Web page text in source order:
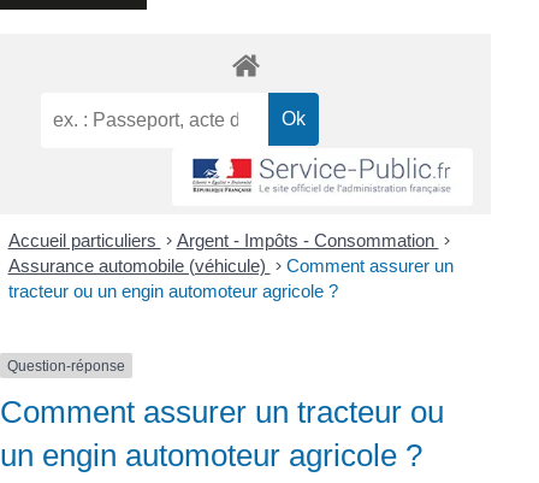
Accueil particuliers > Argent - Impôts - Consommation >
Assurance automobile (véhicule) > Comment assurer un
tracteur ou un engin automoteur agricole ?
Question-réponse
Comment assurer un tracteur ou
un engin automoteur agricole ?